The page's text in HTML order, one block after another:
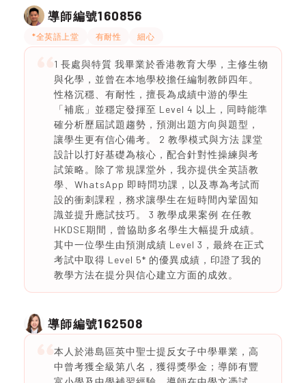
導師編號160856
*全英語上堂 有耐性 細心
1 長處與特質 我畢業於香港教育大學，主修生物
與化學，並曾在本地學校擔任編制教師四年。
性格沉穩、有耐性，擅長為成績中游的學生
「補底」並穩定發揮至 Level 4 以上，同時能準
確分析歷屆試題趨勢，預測出題方向與題型，
讓學生更有信心備考。 2 教學模式與方法 課堂
設計以打好基礎為核心，配合針對性操練與考
試策略。除了常規課堂外，我亦提供全英語教
學、WhatsApp 即時問功課，以及專為考試而
設的衝刺課程，務求讓學生在短時間內鞏固知
識並提升應試技巧。 3 教學成果案例 在任教
HKDSE期間，曾協助多名學生大幅提升成績。
其中一位學生由預測成績 Level 3，最終在正式
考試中取得 Level 5* 的優異成績，印證了我的
教學方法在提分與信心建立方面的成效。
導師編號162508
本人於港島區英中聖士提反女子中學畢業，高
中曾考獲全級第八名，獲得獎學金；導師有豐